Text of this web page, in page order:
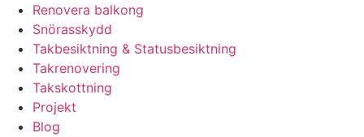
Renovera balkong
Snörasskydd
Takbesiktning & Statusbesiktning
Takrenovering
Takskottning
Projekt
Blog